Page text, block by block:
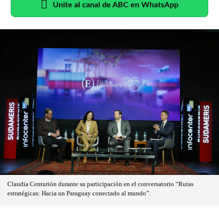
Unite al canal de ABC en WhatsApp
Claudia Centurión durante su participación en el conversatorio “Rutas
estratégicas: Hacia un Paraguay conectado al mundo”.